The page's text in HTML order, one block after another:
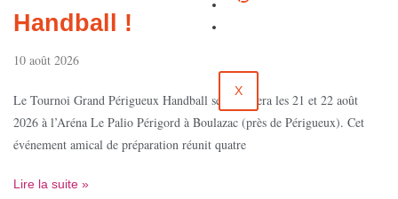
Évènements
X
Handball !
10 août 2026
Le Tournoi Grand Périgueux Handball se déroulera les 21 et 22 août
2026 à l’Aréna Le Palio Périgord à Boulazac (près de Périgueux). Cet
événement amical de préparation réunit quatre
Lire la suite »